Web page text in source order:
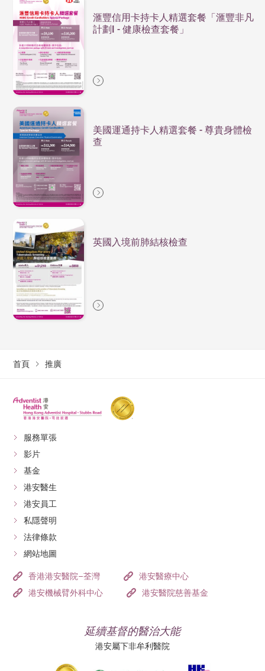
滙豐信用卡持卡人精選套餐「滙豐非凡
計劃I - 健康檢查套餐」
美國運通持卡人精選套餐 - 尊貴身體檢
查
英國入境前肺結核檢查
首頁 推廣
服務單張
影片
基金
港安醫生
港安員工
私隱聲明
法律條款
網站地圖
香港港安醫院–荃灣
港安醫療中心
港安機械臂外科中心
港安醫院慈善基金
延續基督的醫治大能
港安屬下非牟利醫院